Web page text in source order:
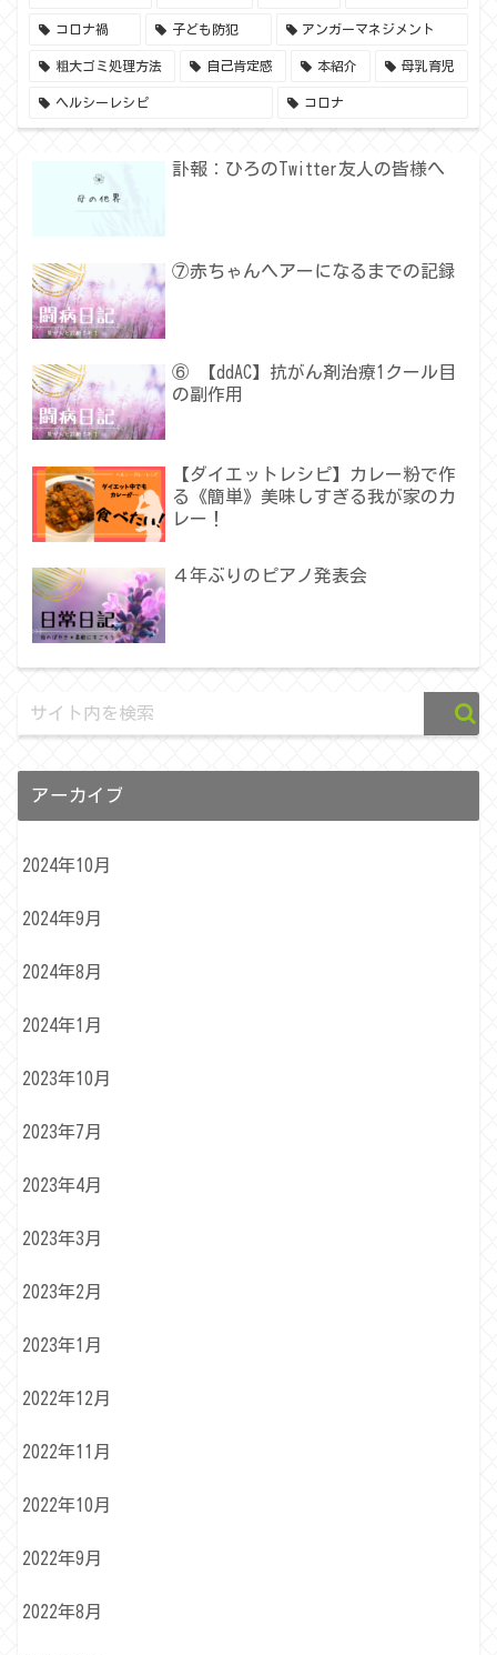
コロナ禍 子ども防犯 アンガーマネジメント
粗大ゴミ処理方法 自己肯定感 本紹介 母乳育児
ヘルシーレシピ コロナ
訃報：ひろのTwitter友人の皆様へ
⑦赤ちゃんヘアーになるまでの記録
⑥ 【ddAC】抗がん剤治療1クール目
の副作用
【ダイエットレシピ】カレー粉で作
る《簡単》美味しすぎる我が家のカ
レー！
４年ぶりのピアノ発表会
アーカイブ
2024年10月
2024年9月
2024年8月
2024年1月
2023年10月
2023年7月
2023年4月
2023年3月
2023年2月
2023年1月
2022年12月
2022年11月
2022年10月
2022年9月
2022年8月